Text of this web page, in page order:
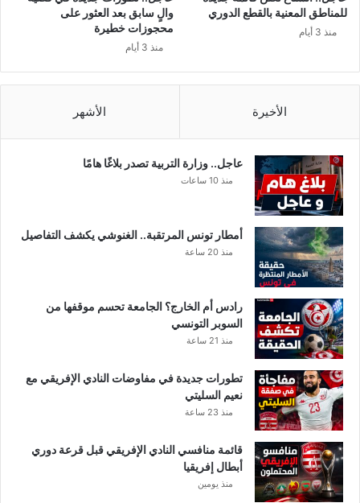
للمناطق المعنية بالقطع الدوري
منذ 3 أيام
والٍ سابق بعد العثور على
محجوزات خطيرة
منذ 3 أيام
الأخيرة الأشهر
عاجل.. وزارة التربية تصدر بلاغًا هامًا
منذ 10 ساعات
أمطار تونس المرتقبة.. الغنوشي يكشف التفاصيل
منذ 20 ساعة
رادس أم الخارج؟ الجامعة تحسم موقفها من
السوبر التونسي
منذ 21 ساعة
تطورات جديدة في مفاوضات النادي الإفريقي مع
نعيم السليتي
منذ 23 ساعة
قائمة منافسي النادي الإفريقي قبل قرعة دوري
أبطال إفريقيا
منذ يومين